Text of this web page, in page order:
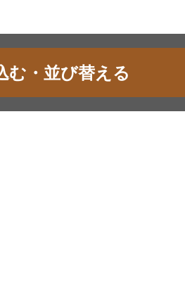
む・並び替える